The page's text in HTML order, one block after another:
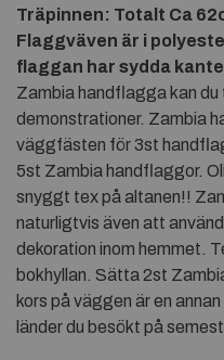
Träpinnen: Totalt Ca
Flaggväven är i
flaggan har sydda
Zambia handflagga kan du
demonstrationer. Zambia
väggfästen för 3st
5st Zambia handflaggor.
snyggt tex på altanen!!
naturligtvis även att
dekoration inom hemmet.
bokhyllan. Sätta 2st
kors på väggen är en
länder du besökt på